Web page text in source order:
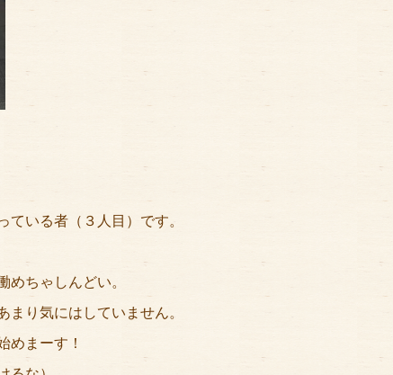
いる者（３人目）です。
めちゃしんどい。
り気にはしていません。
めまーす！